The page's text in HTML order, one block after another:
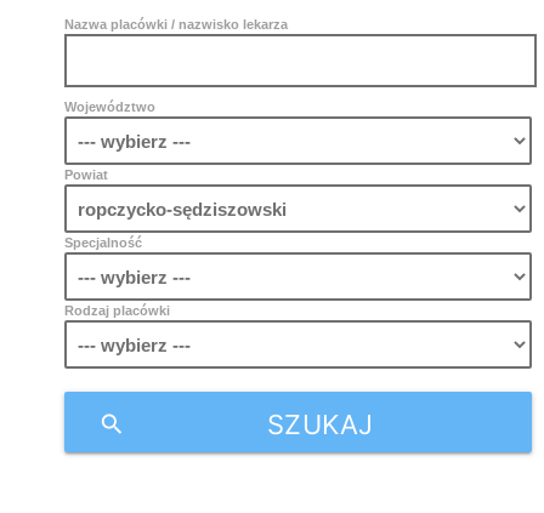
Nazwa placówki / nazwisko lekarza
Województwo
Powiat
Specjalność
Rodzaj placówki
SZUKAJ
search